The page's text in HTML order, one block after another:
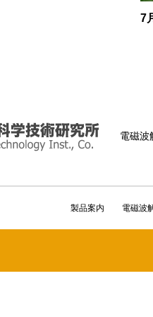
7
電磁波
製品案内 電磁波